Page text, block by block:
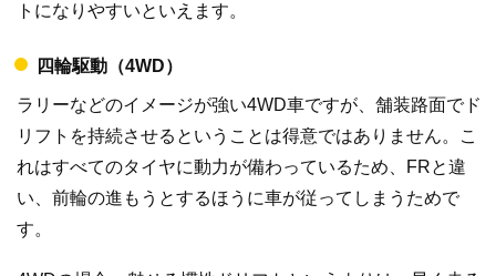
トになりやすいといえます。
四輪駆動（4WD）
ラリーなどのイメージが強い4WD車ですが、舗装路面でド
リフトを持続させるということは得意ではありません。こ
れはすべてのタイヤに動力が備わっているため、FRと違
い、前輪の進もうとするほうに車が従ってしまうためで
す。